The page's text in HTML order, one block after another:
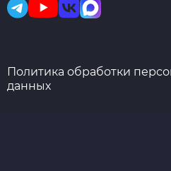
Политика обработки
данных